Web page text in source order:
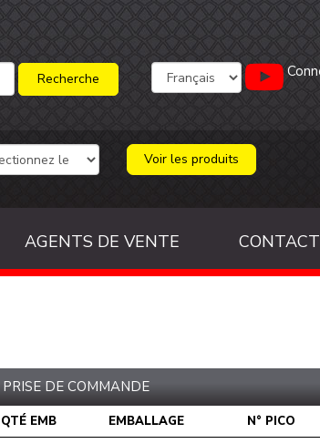
Voir les produits
AGENTS DE VENTE CONTACT
PRISE DE COMMANDE
QTÉ EMB EMBALLAGE N° PICO